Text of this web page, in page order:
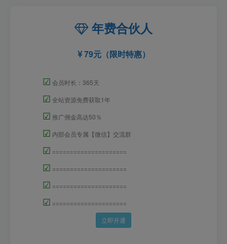
年费合伙人
79元（限时特惠）
☑ 会员时长：365天
☑ 全站资源免费获取1年
☑ 推广佣金高达50％
☑ 内部会员专属【微信】交流群
☑ =====================
☑ =====================
☑ =====================
☑ =====================
立即开通